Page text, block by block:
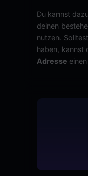
Du kannst
deinen
nutzen.
haben, kannst
Adresse